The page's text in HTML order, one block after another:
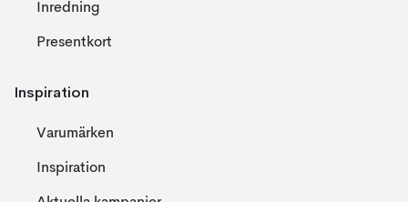
Inredning
Presentkort
Inspiration
Varumärken
Inspiration